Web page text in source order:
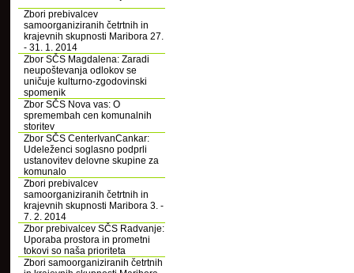
Zbori prebivalcev
samoorganiziranih četrtnih in
krajevnih skupnosti Maribora 27.
- 31. 1. 2014
Zbor SČS Magdalena: Zaradi
neupoštevanja odlokov se
uničuje kulturno-zgodovinski
spomenik
Zbor SČS Nova vas: O
spremembah cen komunalnih
storitev
Zbor SČS CenterIvanCankar:
Udeleženci soglasno podprli
ustanovitev delovne skupine za
komunalo
Zbori prebivalcev
samoorganiziranih četrtnih in
krajevnih skupnosti Maribora 3. -
7. 2. 2014
Zbor prebivalcev SČS Radvanje:
Uporaba prostora in prometni
tokovi so naša prioriteta
Zbori samoorganiziranih četrtnih